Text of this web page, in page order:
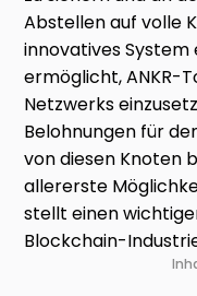
Abstellen auf volle
innovatives System
ermöglicht, ANKR-
Netzwerks
Belohnungen für
von diesen Knoten
allererste
stellt einen
Blockchain-